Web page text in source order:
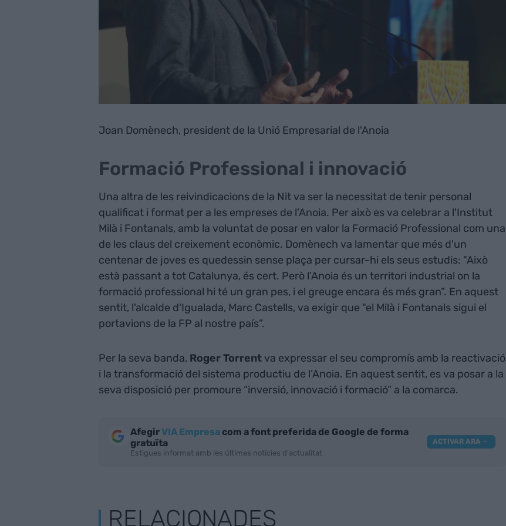
Joan Domènech, president de la Unió Empresarial de l'Anoia
Formació Professional i innovació
Una altra de les reivindicacions de la Nit va ser la necessitat de tenir personal
qualificat i format per a les empreses de l’Anoia. Per això es va celebrar a l'Institut
Milà i Fontanals, amb la voluntat de posar en valor la Formació Professional com una
de les claus del creixement econòmic. Domènech va lamentar que més d'un
centenar de joves es quedessin sense plaça per cursar-hi els seus estudis: "Això
està passant a tot Catalunya, és cert. Però l’Anoia és un territori industrial on la
formació professional hi té un gran pes, i el greuge encara és més gran”. En aquest
sentit, l'alcalde d'Igualada, Marc Castells, va exigir que "el Milà i Fontanals sigui el
portavions de la FP al nostre país”.
Per la seva banda, Roger Torrent va expressar el seu compromís amb la reactivació
i la transformació del sistema productiu de l’Anoia. En aquest sentit, es va posar a la
seva disposició per promoure “inversió, innovació i formació” a la comarca.
AfegirVIA Empresacom a font preferida de Google de forma
gratuïta
Estigues informat amb les últimes notícies d'actualitat
ACTIVAR ARA
RELACIONADES